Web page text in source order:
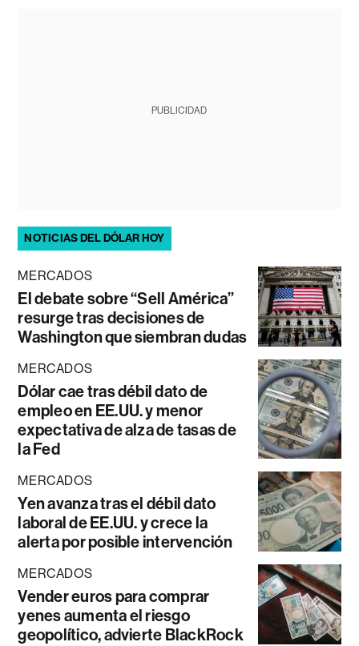
PUBLICIDAD
NOTICIAS DEL DÓLAR HOY
MERCADOS
El debate sobre “Sell América”
resurge tras decisiones de
Washington que siembran dudas
MERCADOS
Dólar cae tras débil dato de
empleo en EE.UU. y menor
expectativa de alza de tasas de
la Fed
MERCADOS
Yen avanza tras el débil dato
laboral de EE.UU. y crece la
alerta por posible intervención
MERCADOS
Vender euros para comprar
yenes aumenta el riesgo
geopolítico, advierte BlackRock